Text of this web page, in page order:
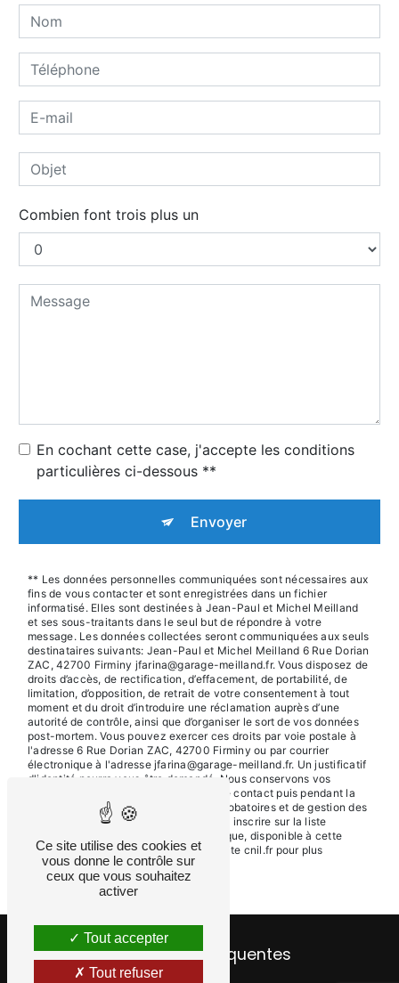
Combien font trois plus un
En cochant cette case, j'accepte les conditions
particulières ci-dessous **
Envoyer
** Les données personnelles communiquées sont nécessaires aux
fins de vous contacter et sont enregistrées dans un fichier
informatisé. Elles sont destinées à Jean-Paul et Michel Meilland
et ses sous-traitants dans le seul but de répondre à votre
message. Les données collectées seront communiquées aux seuls
destinataires suivants: Jean-Paul et Michel Meilland 6 Rue Dorian
ZAC, 42700 Firminy jfarina@garage-meilland.fr. Vous disposez de
droits d’accès, de rectification, d’effacement, de portabilité, de
limitation, d’opposition, de retrait de votre consentement à tout
moment et du droit d’introduire une réclamation auprès d’une
autorité de contrôle, ainsi que d’organiser le sort de vos données
post-mortem. Vous pouvez exercer ces droits par voie postale à
l'adresse 6 Rue Dorian ZAC, 42700 Firminy ou par courrier
électronique à l'adresse jfarina@garage-meilland.fr. Un justificatif
d'identité pourra vous être demandé. Nous conservons vos
données pendant la période de prise de contact puis pendant la
durée de prescription légale aux fins probatoires et de gestion des
contentieux. Vous avez le droit de vous inscrire sur la liste
d'opposition au démarchage téléphonique, disponible à cette
adresse:Bloctel.gouv.fr. Consultez le site cnil.fr pour plus
d’informations sur vos droits.
Recherches fréquentes
Ce site utilise des cookies et
vous donne le contrôle sur
ceux que vous souhaitez
activer
Tout accepter
Tout refuser